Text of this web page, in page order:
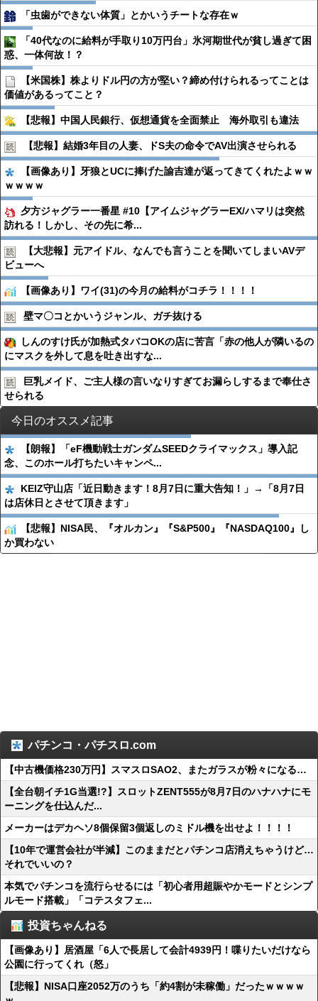
「虫歯ができない体質」とかいうチートな存在ｗ
「40代なのに給料が手取り10万円台」氷河期世代が貧し過ぎて困
惑、一体何故！？
【米国株】株よりドル円の方が堅い？締め付けられるってことは
価値があるってこと？
【悲報】中国人民銀行、仮想通貨を全面禁止 海外取引も違法
【悲報】結婚3年目の人妻、ドS夫の命令でAV出演させられる
【画像あり】牙狼とUCに捧げた諭吉達が返ってきてくれたよｗｗ
ｗｗｗｗ
夕方ジャグラー一番星 #10【アイムジャグラーEX/ハマリは突然
訪れる！しかし、その先に希...
【大悲報】元アイドル、なんでも言うことを聞いてしまいAVデ
ビューへ
【画像あり】ワイ(31)の今月の給料がコチラ！！！！
壁マ〇コとかいうジャンル、ガチ抜ける
しんのすけ氏が加熱式タバコOKの店に苦言「赤の他人が隣いるの
にマスクを外して息を吐き出すな...
巨乳メイド、ご主人様の言いなりすぎてお漏らしするまで奉仕さ
せられる
今日のオススメ記事
【朗報】「eF機動戦士ガンダムSEEDクライマックス」導入記
念、このホール打ちたいキャンペ...
KEIZ守山店「近日動きます！8月7日に重大告知！」→「8月7日
は店休日とさせて頂きます」
【悲報】NISA民、『オルカン』『S&P500』『NASDAQ100』し
か買わない
パチンコ・パチスロ.com
【中古機価格230万円】スマスロSAO2、またガラスが粉々になる…
【全台朝イチ1G当選!?】スロットZENT555が8月7日のハナハナにモ
ーニングを仕込んだ...
メーカーはデカヘソ8個保留3個返しのミドル機を出せよ！！！！
【10年で運営会社が半減】このままだとパチンコ店消えちゃうけど…
それでいいの？
本気でパチンコを流行らせるには「初心者用超賑やかモードとシンプ
ルモード搭載」「コテスタフェ...
投資ちゃんねる
【画像あり】居酒屋「6人で長居して会計4939円！喋りたいだけなら
公園に行ってくれ（怒」
【悲報】NISA口座2052万のうち「約4割が未稼働」だったｗｗｗｗ